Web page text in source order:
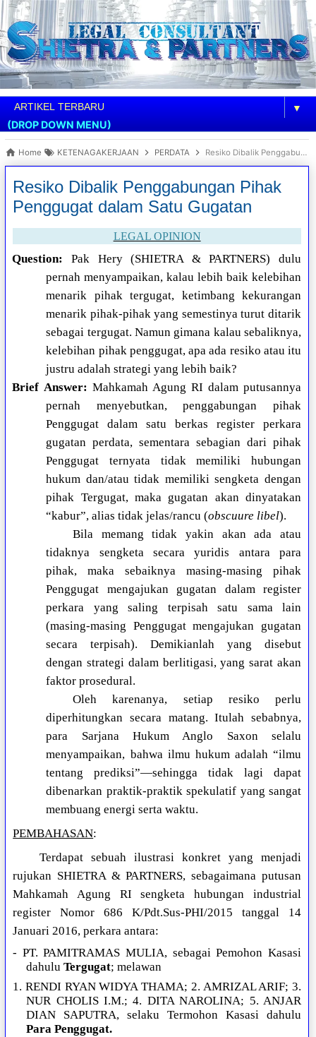
▼
(DROP DOWN MENU)
Home KETENAGAKERJAAN PERDATA Resiko Dibalik Penggabungan Pihak Penggugat dalam Satu Gugatan
Resiko Dibalik Penggabungan Pihak
Penggugat dalam Satu Gugatan
LEGAL OPINION
Question:
Pak Hery (SHIETRA & PARTNERS) dulu
pernah menyampaikan, kalau lebih baik kelebihan
menarik pihak tergugat, ketimbang kekurangan
menarik pihak-pihak yang semestinya turut ditarik
sebagai tergugat. Namun gimana kalau sebaliknya,
kelebihan pihak penggugat, apa ada resiko atau itu
justru adalah strategi yang lebih baik?
Brief Answer: Mahkamah Agung RI dalam putusannya
pernah menyebutkan, penggabungan pihak
Penggugat dalam satu berkas register perkara
gugatan perdata, sementara sebagian dari pihak
Penggugat ternyata tidak memiliki hubungan
hukum dan/atau tidak memiliki sengketa dengan
pihak Tergugat, maka gugatan akan dinyatakan
“kabur”, alias tidak jelas/rancu (obscuure libel).
Bila memang tidak yakin akan ada atau
tidaknya sengketa secara yuridis antara para
pihak, maka sebaiknya masing-masing pihak
Penggugat mengajukan gugatan dalam register
perkara yang saling terpisah satu sama lain
(masing-masing Penggugat mengajukan gugatan
secara terpisah). Demikianlah yang disebut
dengan strategi dalam berlitigasi, yang sarat akan
faktor prosedural.
Oleh karenanya, setiap resiko perlu
diperhitungkan secara matang. Itulah sebabnya,
para Sarjana Hukum Anglo Saxon selalu
menyampaikan, bahwa ilmu hukum adalah “ilmu
tentang prediksi”—sehingga tidak lagi dapat
dibenarkan praktik-praktik spekulatif yang sangat
membuang energi serta waktu.
PEMBAHASAN:
Terdapat sebuah ilustrasi konkret yang menjadi
rujukan SHIETRA & PARTNERS, sebagaimana putusan
Mahkamah Agung RI sengketa hubungan industrial
register Nomor 686 K/Pdt.Sus-PHI/2015 tanggal 14
Januari 2016, perkara antara:
- PT. PAMITRAMAS MULIA, sebagai Pemohon Kasasi
dahuluTergugat; melawan
1. RENDI RYAN WIDYA THAMA; 2. AMRIZAL ARIF; 3.
NUR CHOLIS I.M.; 4. DITA NAROLINA; 5. ANJAR
DIAN SAPUTRA, selaku Termohon Kasasi dahulu
Para Penggugat.